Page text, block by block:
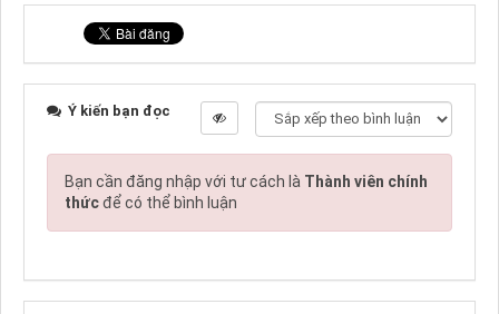
Ý kiến bạn đọc
Bạn cần đăng nhập với tư cách là Thành viên chính
thứcđể có thể bình luận